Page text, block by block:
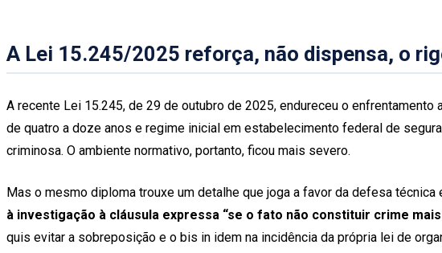
A Lei 15.245/2025 reforça, não dispensa, o
A recente Lei 15.245, de 29 de outubro de 2025, endureceu o
de quatro a doze anos e regime inicial em estabelecimento federal de
criminosa. O ambiente normativo, portanto, ficou mais severo.
Mas o mesmo diploma trouxe um detalhe que joga a favor da defesa
à investigação à cláusula expressa “se o fato não constituir crime
quis evitar a sobreposição e o bis in idem na incidência da própria lei de